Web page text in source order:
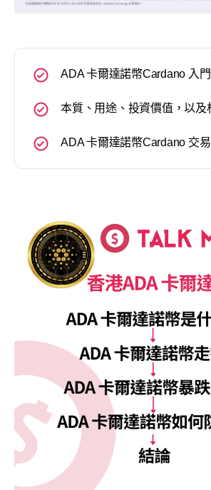
ADA 卡爾達諾幣Cardano 入
本質、用途、投資價值，以及
ADA 卡爾達諾幣Cardano 交